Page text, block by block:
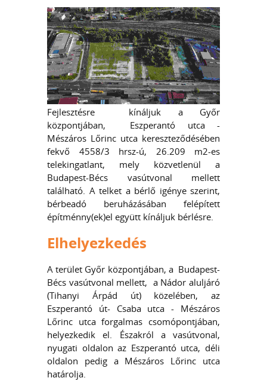
Fejlesztésre kínáljuk a Győr
központjában, Eszperantó utca -
Mészáros Lőrinc utca kereszteződésében
fekvő 4558/3 hrsz-ú, 26.209 m2-es
telekingatlant, mely közvetlenül a
Budapest-Bécs vasútvonal mellett
található. A telket a bérlő igénye szerint,
bérbeadó beruházásában felépített
építménny(ek)el együtt kínáljuk bérlésre.
Elhelyezkedés
A terület Győr központjában, a Budapest-
Bécs vasútvonal mellett, a Nádor aluljáró
(Tihanyi Árpád út) közelében, az
Eszperantó út- Csaba utca - Mészáros
Lőrinc utca forgalmas csomópontjában,
helyezkedik el. Északról a vasútvonal,
nyugati oldalon az Eszperantó utca, déli
oldalon pedig a Mészáros Lőrinc utca
határolja.